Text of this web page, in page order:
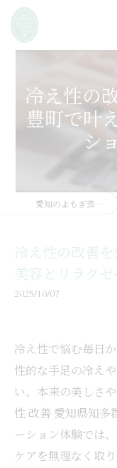
冷え性の
豊町で叶
シ
愛知のよもぎ蒸しならMarine SSOOK
冷え性の改善
美容とリラク
2025/10/07
冷え性で悩む毎日
性的な手足の冷え
い、本来の美しさ
性 改善 愛知県知多
ーション体験では
ケアを無理なく取